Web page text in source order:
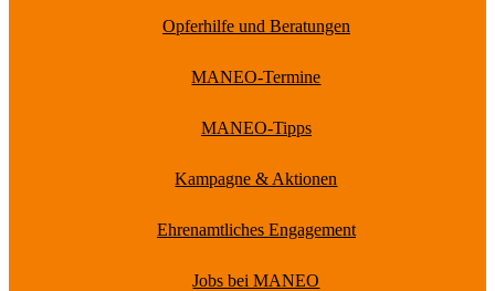
Opferhilfe und Beratungen
MANEO-Termine
MANEO-Tipps
Kampagne & Aktionen
Ehrenamtliches Engagement
Jobs bei MANEO